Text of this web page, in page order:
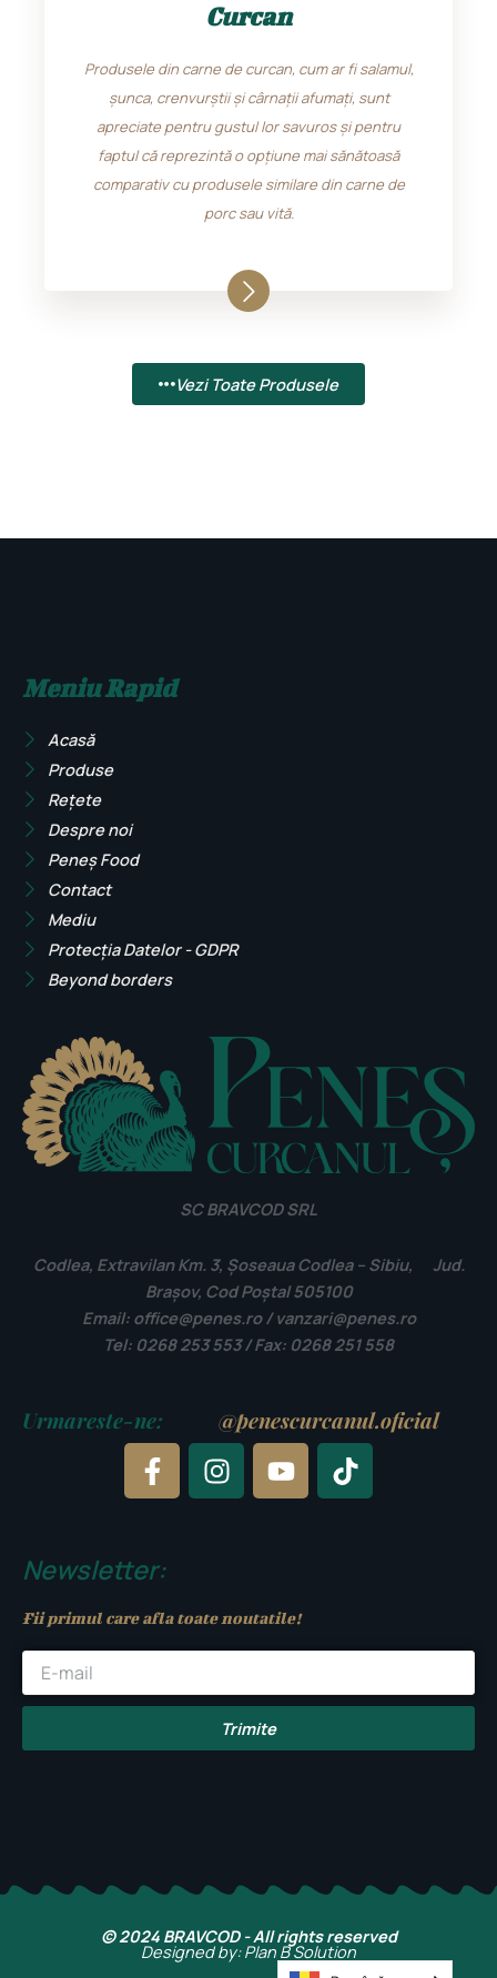
Curcan
Produsele din carne de curcan, cum ar fi salamul,
șunca, crenvurștii și cârnații afumați, sunt
apreciate pentru gustul lor savuros și pentru
faptul că reprezintă o opțiune mai sănătoasă
comparativ cu produsele similare din carne de
porc sau vită.
Vezi Toate Produsele
Meniu Rapid
Acasă
Produse
Rețete
Despre noi
Peneș Food
Contact
Mediu
Protecția Datelor - GDPR
Beyond borders
SC BRAVCOD SRL
Codlea, Extravilan Km. 3, Șoseaua Codlea – Sibiu, Jud.
Brașov, Cod Poștal 505100
Email: office@penes.ro / vanzari@penes.ro
Tel: 0268 253 553 / Fax: 0268 251 558
Urmareste-ne: @penescurcanul.oficial
F
a
c
b
o
o
f
I
n
s
r
Y
o
u
e
T
i
k
Newsletter:
Fii primul care afla toate noutatile!
Trimite
© 2024 BRAVCOD - All rights reserved
Designed by: Plan B Solution